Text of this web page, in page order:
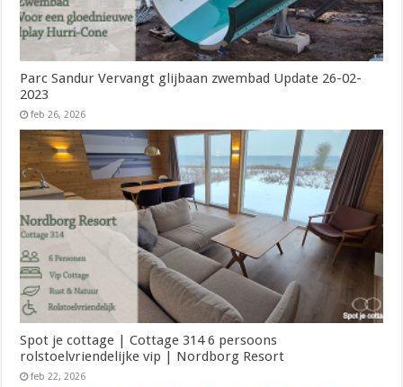
Parc Sandur Vervangt glijbaan zwembad Update 26-02-
2023
feb 26, 2026
Spot je cottage | Cottage 314 6 persoons
rolstoelvriendelijke vip | Nordborg Resort
feb 22, 2026